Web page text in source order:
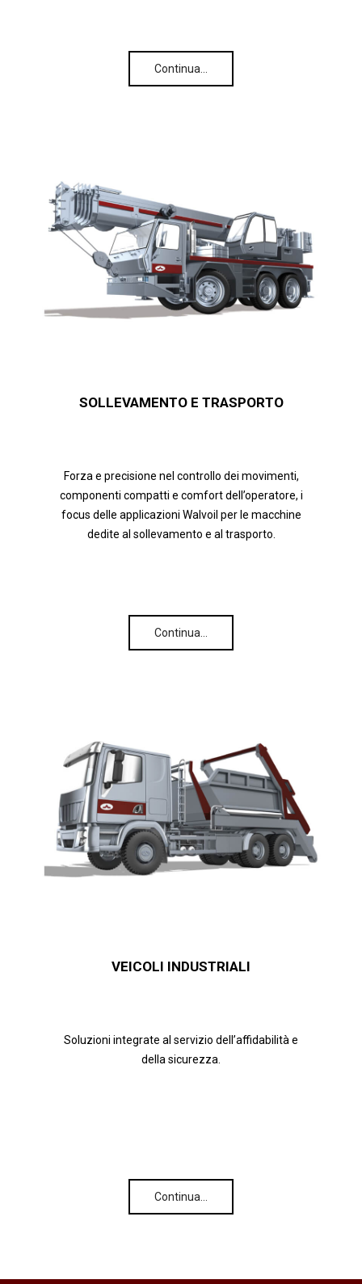
Continua…
SOLLEVAMENTO E TRASPORTO
Forza e precisione nel controllo dei movimenti,
componenti compatti e comfort dell’operatore, i
focus delle applicazioni Walvoil per le macchine
dedite al sollevamento e al trasporto.
Continua…
VEICOLI INDUSTRIALI
Soluzioni integrate al servizio dell’affidabilità e
della sicurezza.
Continua…